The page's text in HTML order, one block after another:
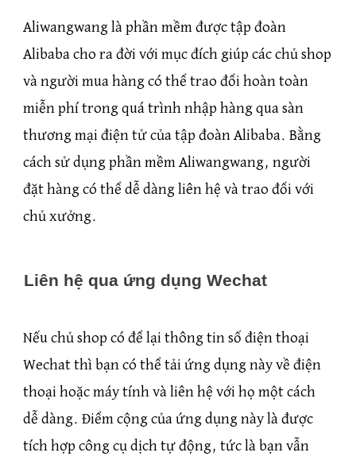
Aliwangwang là phần mềm được tập đoàn
Alibaba cho ra đời với mục đích giúp các chủ shop
và người mua hàng có thể trao đổi hoàn toàn
miễn phí trong quá trình nhập hàng qua sàn
thương mại điện tử của tập đoàn Alibaba. Bằng
cách sử dụng phần mềm Aliwangwang, người
đặt hàng có thể dễ dàng liên hệ và trao đổi với
chủ xưởng.
Liên hệ qua ứng dụng Wechat
Nếu chủ shop có để lại thông tin số điện thoại
Wechat thì bạn có thể tải ứng dụng này về điện
thoại hoặc máy tính và liên hệ với họ một cách
dễ dàng. Điểm cộng của ứng dụng này là được
tích hợp công cụ dịch tự động, tức là bạn vẫn